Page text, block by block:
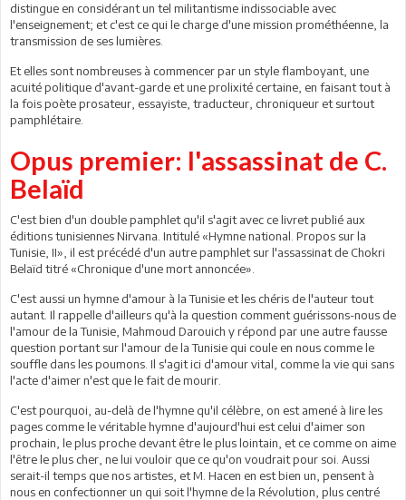
distingue en considérant un tel militantisme indissociable avec
l'enseignement; et c'est ce qui le charge d'une mission prométhéenne, la
transmission de ses lumières.
Et elles sont nombreuses à commencer par un style flamboyant, une
acuité politique d'avant-garde et une prolixité certaine, en faisant tout à
la fois poète prosateur, essayiste, traducteur, chroniqueur et surtout
pamphlétaire.
Opus premier: l'assassinat de C.
Belaïd
C'est bien d'un double pamphlet qu'il s'agit avec ce livret publié aux
éditions tunisiennes Nirvana. Intitulé «Hymne national. Propos sur la
Tunisie, II», il est précédé d'un autre pamphlet sur l'assassinat de Chokri
Belaïd titré «Chronique d'une mort annoncée».
C'est aussi un hymne d'amour à la Tunisie et les chéris de l'auteur tout
autant. Il rappelle d'ailleurs qu'à la question comment guérissons-nous de
l'amour de la Tunisie, Mahmoud Darouich y répond par une autre fausse
question portant sur l'amour de la Tunisie qui coule en nous comme le
souffle dans les poumons. Il s'agit ici d'amour vital, comme la vie qui sans
l'acte d'aimer n'est que le fait de mourir.
C'est pourquoi, au-delà de l'hymne qu'il célèbre, on est amené à lire les
pages comme le véritable hymne d'aujourd'hui est celui d'aimer son
prochain, le plus proche devant être le plus lointain, et ce comme on aime
l'être le plus cher, ne lui vouloir que ce qu'on voudrait pour soi. Aussi
serait-il temps que nos artistes, et M. Hacen en est bien un, pensent à
nous en confectionner un qui soit l'hymne de la Révolution, plus centré